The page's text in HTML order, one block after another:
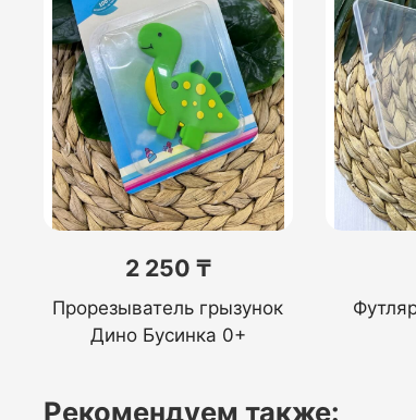
2 250 ₸
Прорезыватель грызунок
Дино Бусинка 0+
Рекомендуем также: